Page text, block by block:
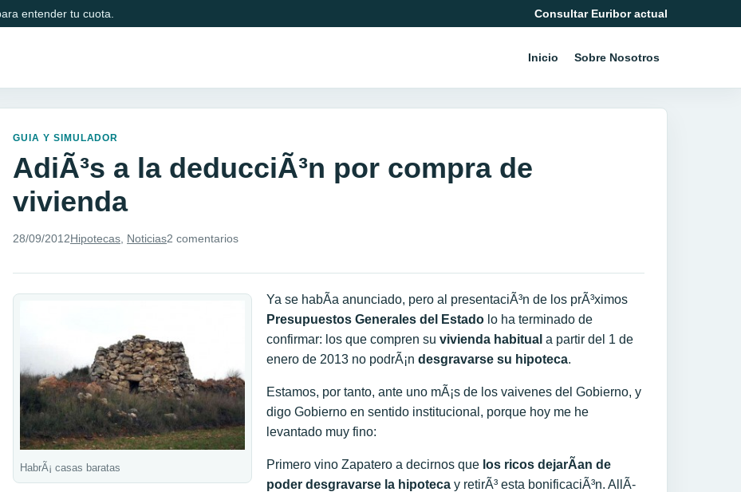
entender tu cuota. Consultar Euribor actual
Inicio Sobre Nosotros
GUIA Y SIMULADOR
AdiÃ³s a la deducciÃ³n por compra de
vivienda
28/09/2012Hipotecas Noticias2 comentarios
HabrÃ¡ casas baratas
Ya se habÃ­a anunciado, pero al presentaciÃ³n de los prÃ³ximos
Presupuestos Generales del Estado lo ha terminado de
confirmar: los que compren su vivienda habitual a partir del 1 de
enero de 2013 no podrÃ¡n desgravarse su hipoteca.
Estamos, por tanto, ante uno mÃ¡s de los vaivenes del Gobierno, y
digo Gobierno en sentido institucional, porque hoy me he
levantado muy fino:
Primero vino Zapatero a decirnos que los ricos dejarÃ­an de
poder desgravarse la hipoteca y retirÃ³ esta bonificaciÃ³n. AllÃ­